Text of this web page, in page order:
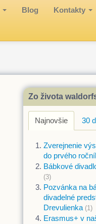
Blog Kontakty
Zo života
Najnovšie 30
Zverejnenie
do prvého
Bábkové
(3)
Pozvánka na
divadelné
Drevulienka (1)
Erasmus+ v